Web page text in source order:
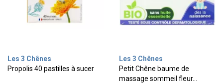
Les 3 Chênes
Propolis 40 pastilles à sucer
Les 3 Chênes
Petit Chêne baume de
massage sommeil fleur…